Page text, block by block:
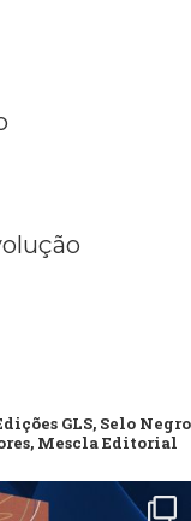
GLS, Selo Negro
Mescla Editorial